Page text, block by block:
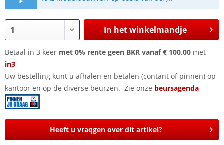
In het winkelmandje
Betaal in 3 keer met 0% rente geen BKR vanaf € 100,00 met
in3
Uw bestelling kunt u afhalen en betalen (contant of pinnen) op
kantoor en op de diverse beurzen. Zie onze beursagenda
Heeft u vraqgen over dit artikel?